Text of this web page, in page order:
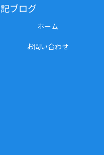
ブログ
ホーム
お問い合わせ